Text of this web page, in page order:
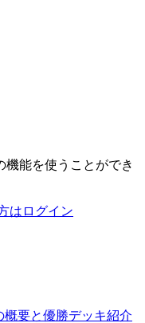
機能を使うことができ
はログイン
要と優勝デッキ紹介